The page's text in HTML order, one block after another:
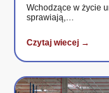
Wchodzące w życie
sprawiają,…
Czytaj wiecej →